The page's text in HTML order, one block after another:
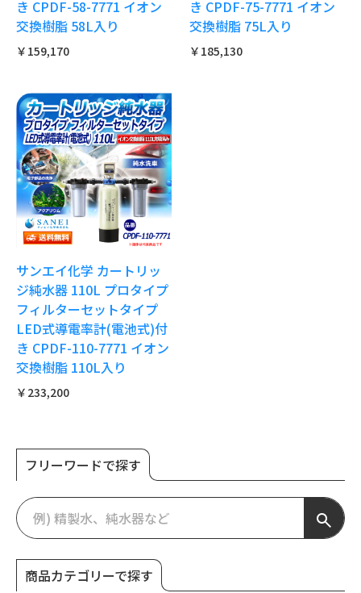
き CPDF-58-7771 イオン
交換樹脂 58L入り
￥159,170
き CPDF-75-7771 イオン
交換樹脂 75L入り
￥185,130
サンエイ化学 カートリッ
ジ純水器 110L プロタイプ
フィルターセットタイプ
LED式導電率計(電池式)付
き CPDF-110-7771 イオン
交換樹脂 110L入り
￥233,200
フリーワードで探す
商品カテゴリーで探す